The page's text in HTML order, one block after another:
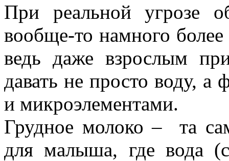
При реальной угрозе
вообще-то намного
ведь даже взрослым
давать не просто воду, а
и микроэлементами.
Грудное молоко – та
для малыша, где вода